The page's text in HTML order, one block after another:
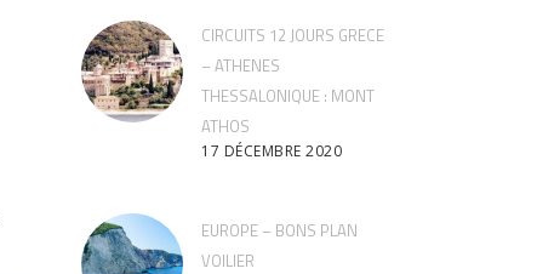
CIRCUITS 12 JOURS GRECE
– ATHENES
THESSALONIQUE : MONT
ATHOS
17 DÉCEMBRE 2020
EUROPE – BONS PLAN
VOILIER